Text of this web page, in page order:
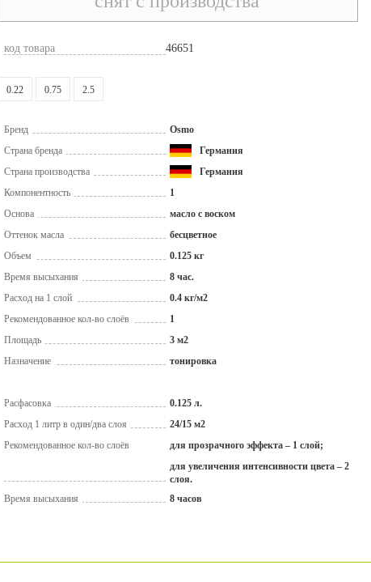
код товара 46651
0.22 0.75 2.5
Бренд
Osmo
Страна бренда
Германия
Страна производства
Германия
Компонентность
1
Основа
масло с воском
Оттенок масла
бесцветное
Объем
0.125 кг
Время высыхания
8 час.
Расход на 1 слой
0.4 кг/м2
Рекомендованное кол-во слоёв
1
Площадь
3 м2
Назначение
тонировка
Расфасовка
0.125 л.
Расход 1 литр в один/два слоя
24/15 м2
Рекомендованное кол-во слоёв
для прозрачного эффекта – 1 слой;
для увеличения интенсивности цвета – 2
слоя.
Время высыхания
8 часов